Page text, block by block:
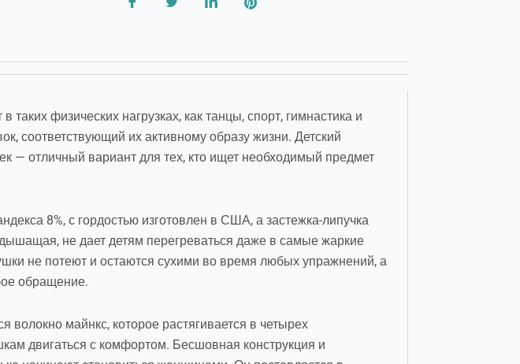
физических нагрузках, как танцы, спорт, гимнастика и
соответствующий их активному образу жизни. Детский
— отличный вариант для тех, кто ищет необходимый предмет
8%, с гордостью изготовлен в США, а застежка-липучка
дышащая, не дает детям перегреваться даже в самые жаркие
не потеют и остаются сухими во время любых упражнений, а
обращение.
волокно майнкс, которое растягивается в четырех
двигаться с комфортом. Бесшовная конструкция и